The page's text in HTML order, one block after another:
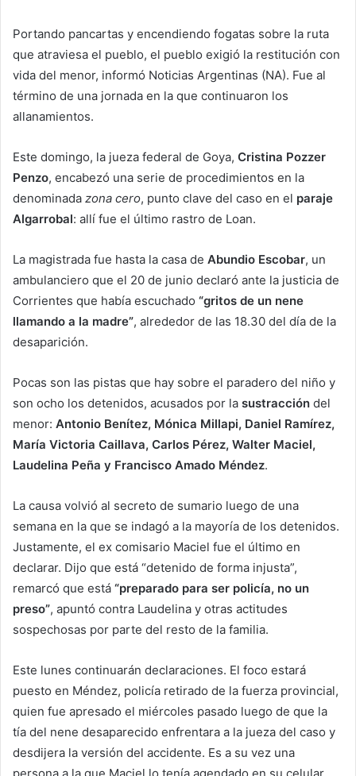
Portando pancartas y encendiendo fogatas sobre la ruta
que atraviesa el pueblo, el pueblo exigió la restitución con
vida del menor, informó Noticias Argentinas (NA). Fue al
término de una jornada en la que continuaron los
allanamientos.
Este domingo, la jueza federal de Goya, Cristina Pozzer
Penzo, encabezó una serie de procedimientos en la
denominada zona cero, punto clave del caso en el paraje
Algarrobal: allí fue el último rastro de Loan.
La magistrada fue hasta la casa de Abundio Escobar, un
ambulanciero que el 20 de junio declaró ante la justicia de
Corrientes que había escuchado “gritos de un nene
llamando a la madre”, alrededor de las 18.30 del día de la
desaparición.
Pocas son las pistas que hay sobre el paradero del niño y
son ocho los detenidos, acusados por la sustracción del
menor: Antonio Benítez, Mónica Millapi, Daniel Ramírez,
María Victoria Caillava, Carlos Pérez, Walter Maciel,
Laudelina Peña y Francisco Amado Méndez.
La causa volvió al secreto de sumario luego de una
semana en la que se indagó a la mayoría de los detenidos.
Justamente, el ex comisario Maciel fue el último en
declarar. Dijo que está “detenido de forma injusta”,
remarcó que está “preparado para ser policía, no un
preso”, apuntó contra Laudelina y otras actitudes
sospechosas por parte del resto de la familia.
Este lunes continuarán declaraciones. El foco estará
puesto en Méndez, policía retirado de la fuerza provincial,
quien fue apresado el miércoles pasado luego de que la
tía del nene desaparecido enfrentara a la jueza del caso y
desdijera la versión del accidente. Es a su vez una